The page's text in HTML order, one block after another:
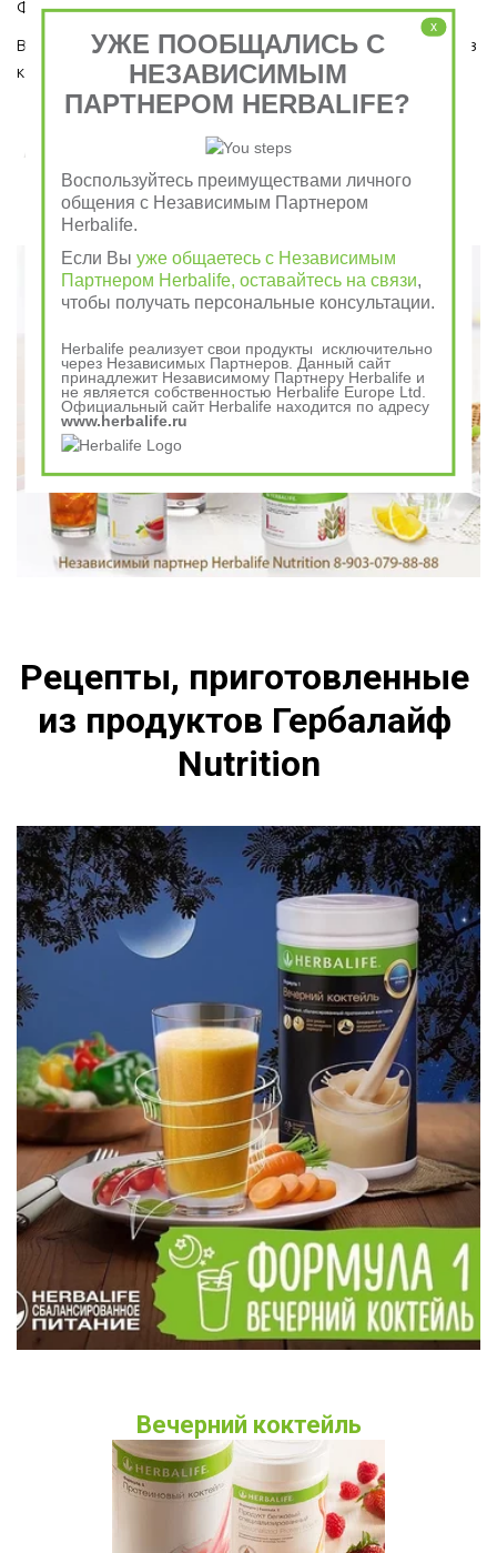
Формула 1 и Травяным тонизирующим напитком (чай).
Ведь завтрак является важным приемом пищи, который ни в
коем случае пропускать нельзя!
Завтрак съешь сам, обед раздели с другом, ужин
отдай врагу
Говорили в древности
Рецепты, приготовленные
из продуктов Гербалайф
Nutrition
Вечерний коктейль
x
УЖЕ ПООБЩАЛИСЬ С
НЕЗАВИСИМЫМ
ПАРТНЕРОМ HERBALIFE?
Воспользуйтесь преимуществами личного
общения с Независимым Партнером
Herbalife.
Если Выуже общаетесь с Независимым
Партнером Herbalife, оставайтесь на связи,
чтобы получать персональные консультации.
Herbalife реализует свои продукты исключительно
через Независимых Партнеров. Данный сайт
принадлежит Независимому Партнеру Herbalife и
не является собственностью Herbalife Europe Ltd.
Официальный сайт Herbalife находится по адресу
www.herbalife.ru